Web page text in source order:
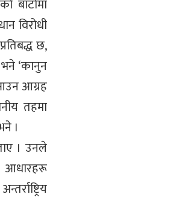
बाटोमा
विरोधी
छ,
‘कानुन
आग्रह
तहमा
।
। उनले
आधारहरू